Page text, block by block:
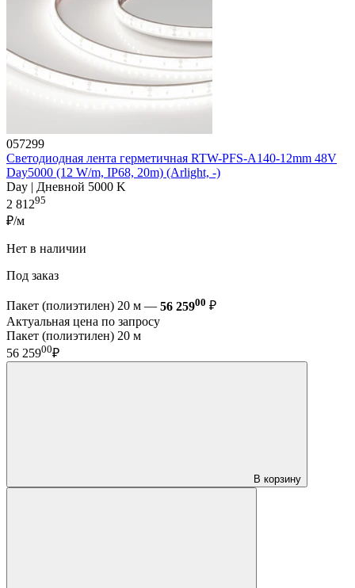
057299
Светодиодная лента герметичная RTW-PFS-A140-12mm 48V
Day5000 (12 W/m, IP68, 20m) (Arlight, -)
Day | Дневной 5000 K
2 81295
₽/м
Нет в наличии
Под заказ
Пакет (полиэтилен) 20 м — 56 25900 ₽
Актуальная цена по запросу
Пакет (полиэтилен) 20 м
56 25900₽
В корзину